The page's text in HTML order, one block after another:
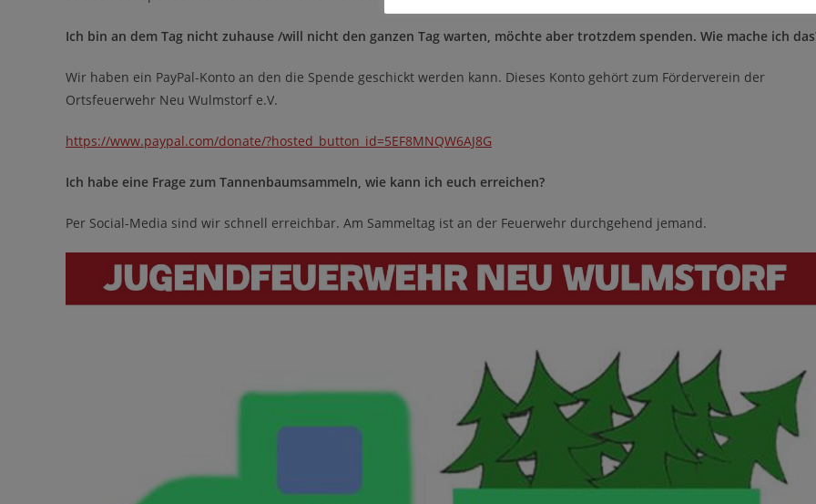
Ich bin an dem Tag nicht zuhause /will nicht den ganzen Tag warten, möchte aber trotzdem spenden. Wie mache ich
Wir haben ein PayPal-Konto an den die Spende geschickt werden kann. Dieses Konto gehört zum Förderverein der
Ortsfeuerwehr Neu Wulmstorf e.V.
https://www.paypal.com/donate/?hosted_button_id=5EF8MNQW6AJ8G
Ich habe eine Frage zum Tannenbaumsammeln, wie kann ich euch erreichen?
Per Social-Media sind wir schnell erreichbar. Am Sammeltag ist an der Feuerwehr durchgehend jemand.